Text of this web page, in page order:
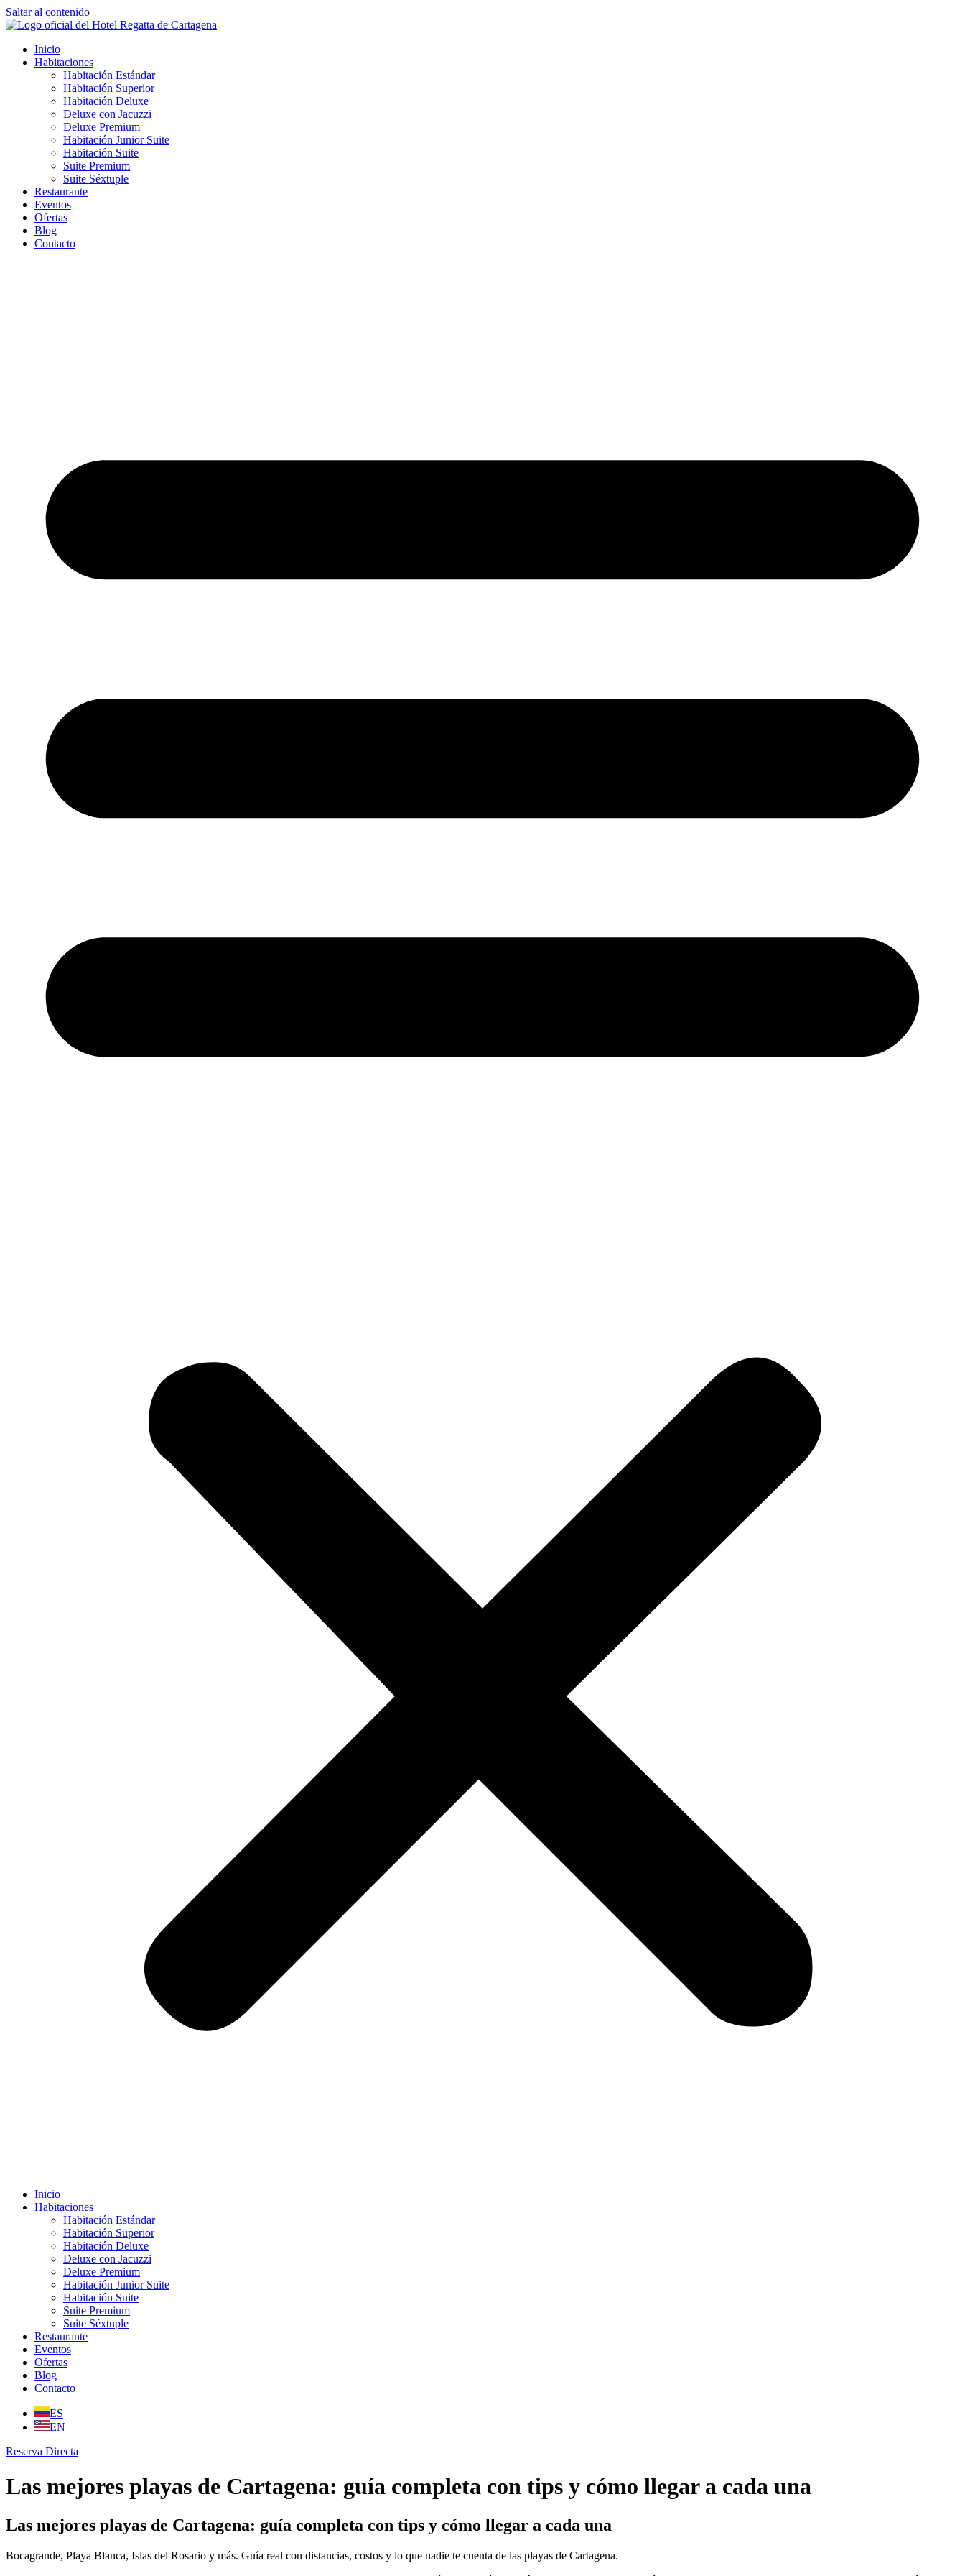
Saltar al contenido
Inicio
Habitaciones
Habitación Estándar
Habitación Superior
Habitación Deluxe
Deluxe con Jacuzzi
Deluxe Premium
Habitación Junior Suite
Habitación Suite
Suite Premium
Suite Séxtuple
Restaurante
Eventos
Ofertas
Blog
Contacto
Inicio
Habitaciones
Habitación Estándar
Habitación Superior
Habitación Deluxe
Deluxe con Jacuzzi
Deluxe Premium
Habitación Junior Suite
Habitación Suite
Suite Premium
Suite Séxtuple
Restaurante
Eventos
Ofertas
Blog
Contacto
ES
EN
Reserva Directa
Las mejores playas de Cartagena: guía completa con tips y cómo llegar a cada una
Las mejores playas de Cartagena: guía completa con tips y cómo llegar a cada una
Bocagrande, Playa Blanca, Islas del Rosario y más. Guía real con distancias, costos y lo que nadie te cuenta de las playas de Cartagena.